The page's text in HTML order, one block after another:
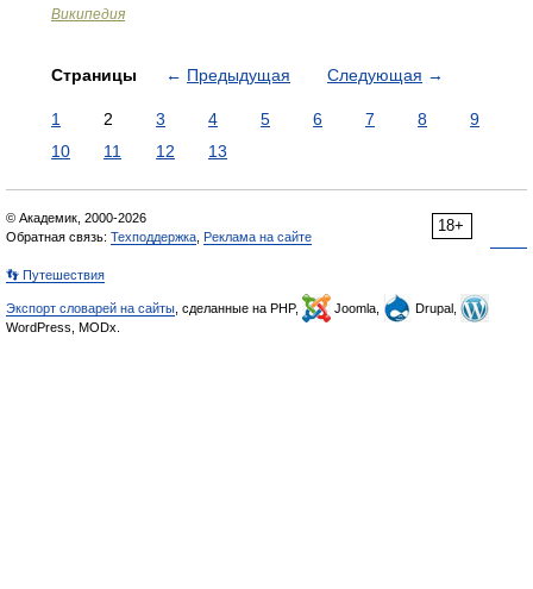
Википедия
Страницы ← Предыдущая Следующая →
1 2 3 4 5 6 7 8
9
10
11 12 13
18+
© Академик, 2000-2026
Обратная связь: Техподдержка Реклама на сайте
👣 Путешествия
Экспорт словарей на сайты , сделанные на PHP, Joomla,
Drupal,
WordPress, MODx.